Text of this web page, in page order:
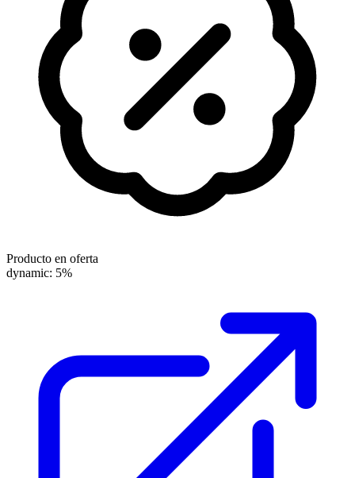
Producto en oferta
dynamic: 5%